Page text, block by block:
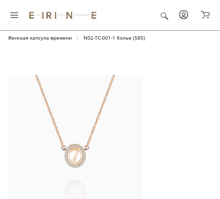
Женская капсула времени
N02-TC-001-1 Колье (585)